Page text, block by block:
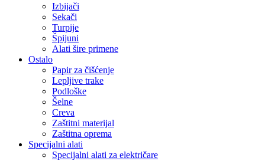
Izbijači
Sekači
Turpije
Špijuni
Alati šire primene
Ostalo
Papir za čišćenje
Lepljive trake
Podloške
Šelne
Creva
Zaštitni materijal
Zaštitna oprema
Specijalni alati
Specijalni alati za električare